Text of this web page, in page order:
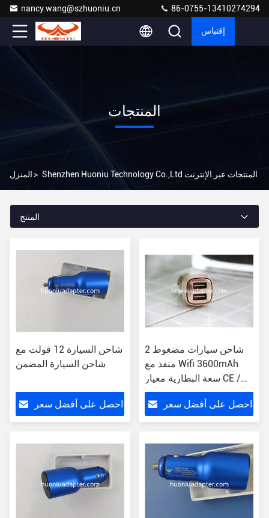
nancy.wang@szhuoniu.cn 86-0755-13410274294
إقتباس
المنتجات
المنزل > Shenzhen Huoniu Technology Co.,Ltd المنتجات عبر الإنترنت
المنتج
شاحن السيارة 12 فولت مع
شاحن السيارة المضمن
احصل على أفضل سعر
شاحن سيارات مضغوط 2
منفذ مع Wifi 3600mAh
سعة البطارية معيار CE /
ROHS / FCC
احصل على أفضل سعر